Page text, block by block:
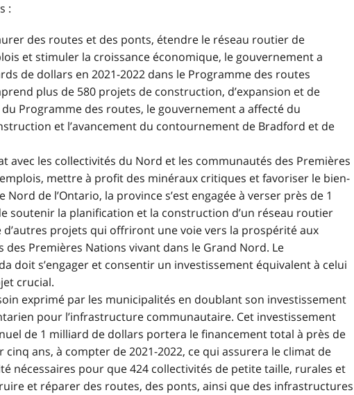
:
des routes et des ponts, étendre le réseau routier de
et stimuler la croissance économique, le gouvernement a
de dollars en 2021-2022 dans le Programme des routes
plus de 580 projets de construction, d’expansion et de
Programme des routes, le gouvernement a affecté du
et l’avancement du contournement de Bradford et de
avec les collectivités du Nord et les communautés des Premières
mettre à profit des minéraux critiques et favoriser le bien-
de l’Ontario, la province s’est engagée à verser près de 1
soutenir la planification et la construction d’un réseau routier
projets qui offriront une voie vers la prospérité aux
des Premières Nations vivant dans le Grand Nord. Le
doit s’engager et consentir un investissement équivalent à celui
crucial.
exprimé par les municipalités en doublant son investissement
pour l’infrastructure communautaire. Cet investissement
de 1 milliard de dollars portera le financement total à près de
ans, à compter de 2021-2022, ce qui assurera le climat de
nécessaires pour que 424 collectivités de petite taille, rurales et
et réparer des routes, des ponts, ainsi que des infrastructures